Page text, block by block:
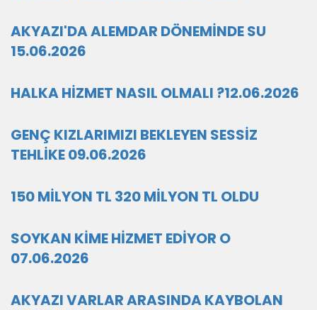
AKYAZI'DA ALEMDAR DÖNEMİNDE SU
15.06.2026
HALKA HİZMET NASIL OLMALI ?12.06.2026
GENÇ KIZLARIMIZI BEKLEYEN SESSİZ
TEHLİKE 09.06.2026
150 MİLYON TL 320 MİLYON TL OLDU
SOYKAN KİME HİZMET EDİYOR O
07.06.2026
AKYAZI VARLAR ARASINDA KAYBOLAN